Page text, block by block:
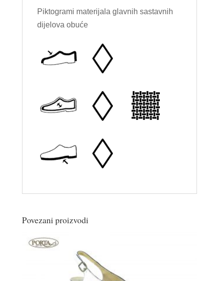
Piktogrami materijala glavnih sastavnih
dijelova obuće
Povezani proizvodi